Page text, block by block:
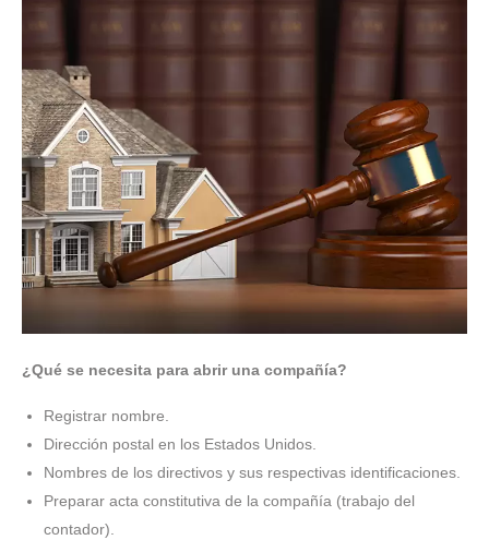
¿Qué se necesita para abrir una compañía?
Registrar nombre.
Dirección postal en los Estados Unidos.
Nombres de los directivos y sus respectivas identificaciones.
Preparar acta constitutiva de la compañía (trabajo del
contador).